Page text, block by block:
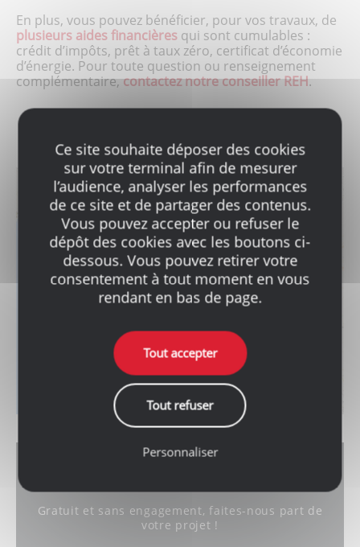
En plus, vous pouvez bénéficier, pour vos travaux, de
plusieurs aides financières qui sont cumulables :
crédit d’impôts, prêt à taux zéro, certificat d’économie
d’énergie. Pour toute question ou renseignement
complémentaire,contactez notre conseiller REH.
OÙ NOUS
TROUVER ?
Toutes les informations pratiques
de nos points de vente.
Toutes nos agences
Gratuit et sans engagement, faites-nous part de
votre projet !
Ce site souhaite déposer des cookies
sur votre terminal afin de mesurer
l’audience, analyser les performances
de ce site et de partager des contenus.
Vous pouvez accepter ou refuser le
dépôt des cookies avec les boutons ci-
dessous. Vous pouvez retirer votre
consentement à tout moment en vous
rendant en bas de page.
Tout accepter
Tout refuser
Personnaliser